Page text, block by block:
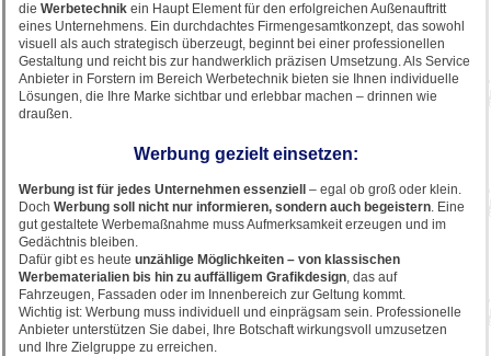
die Werbetechnik ein Haupt Element für den erfolgreichen Außenauftritt
eines Unternehmens. Ein durchdachtes Firmengesamtkonzept, das sowohl
visuell als auch strategisch überzeugt, beginnt bei einer professionellen
Gestaltung und reicht bis zur handwerklich präzisen Umsetzung. Als Service
Anbieter in Forstern im Bereich Werbetechnik bieten sie Ihnen individuelle
Lösungen, die Ihre Marke sichtbar und erlebbar machen – drinnen wie
draußen.
Werbung gezielt einsetzen:
Werbung ist für jedes Unternehmen essenziell
– egal ob groß oder klein.
Doch Werbung soll nicht nur informieren, sondern auch begeistern. Eine
gut gestaltete Werbemaßnahme muss Aufmerksamkeit erzeugen und im
Gedächtnis bleiben.
Dafür gibt es heute unzählige Möglichkeiten – von klassischen
Werbematerialien bis hin zu auffälligem Grafikdesign, das auf
Fahrzeugen, Fassaden oder im Innenbereich zur Geltung kommt.
Wichtig ist: Werbung muss individuell und einprägsam sein. Professionelle
Anbieter unterstützen Sie dabei, Ihre Botschaft wirkungsvoll umzusetzen
und Ihre Zielgruppe zu erreichen.